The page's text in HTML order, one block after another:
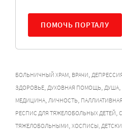
ПОМОЧЬ ПОРТАЛУ
БОЛЬНИЧНЫЙ ХРАМ ВРАЧИ
ЗДОРОВЬЕ ДУХОВНАЯ ПОМОЩЬ ДУША
МЕДИЦИНА ЛИЧНОСТЬ
РЕСПИС ДЛЯ ТЯЖЕЛОБОЛЬНЫХ ДЕТЕЙ
ТЯЖЕЛОБОЛЬНЫМИ ХОСПИСЫ,